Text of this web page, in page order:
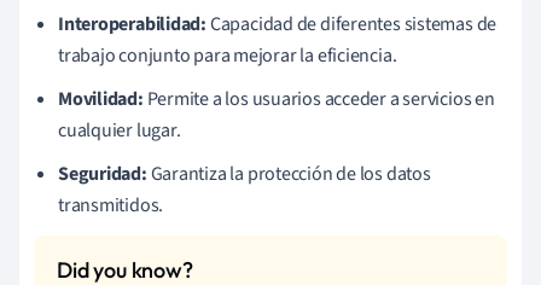
Interoperabilidad:Capacidad de diferentes sistemas de
trabajo conjunto para mejorar la eficiencia.
Movilidad: Permite a los usuarios acceder a servicios en
cualquier lugar.
Seguridad:Garantiza la protección de los datos
transmitidos.